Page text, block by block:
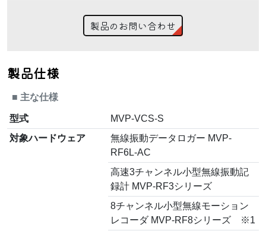
製品のお問い合わせ
製品仕様
■ 主な仕様
型式
MVP-VCS-S
対象ハードウェア
無線振動データロガー MVP-
RF6L-AC
高速3チャンネル小型無線振動記
録計 MVP-RF3シリーズ
8チャンネル小型無線モーション
レコーダ MVP-RF8シリーズ ※1